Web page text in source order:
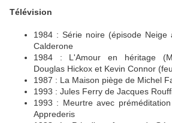
Télévision
1984 : Série noire (épisode
Calderone
1984 : L'Amour en héritage
Douglas Hickox et Kevin Connor
1987 : La Maison piège de Michel
1993 : Jules Ferry de Jacques
1993 : Meurtre avec
Apprederis